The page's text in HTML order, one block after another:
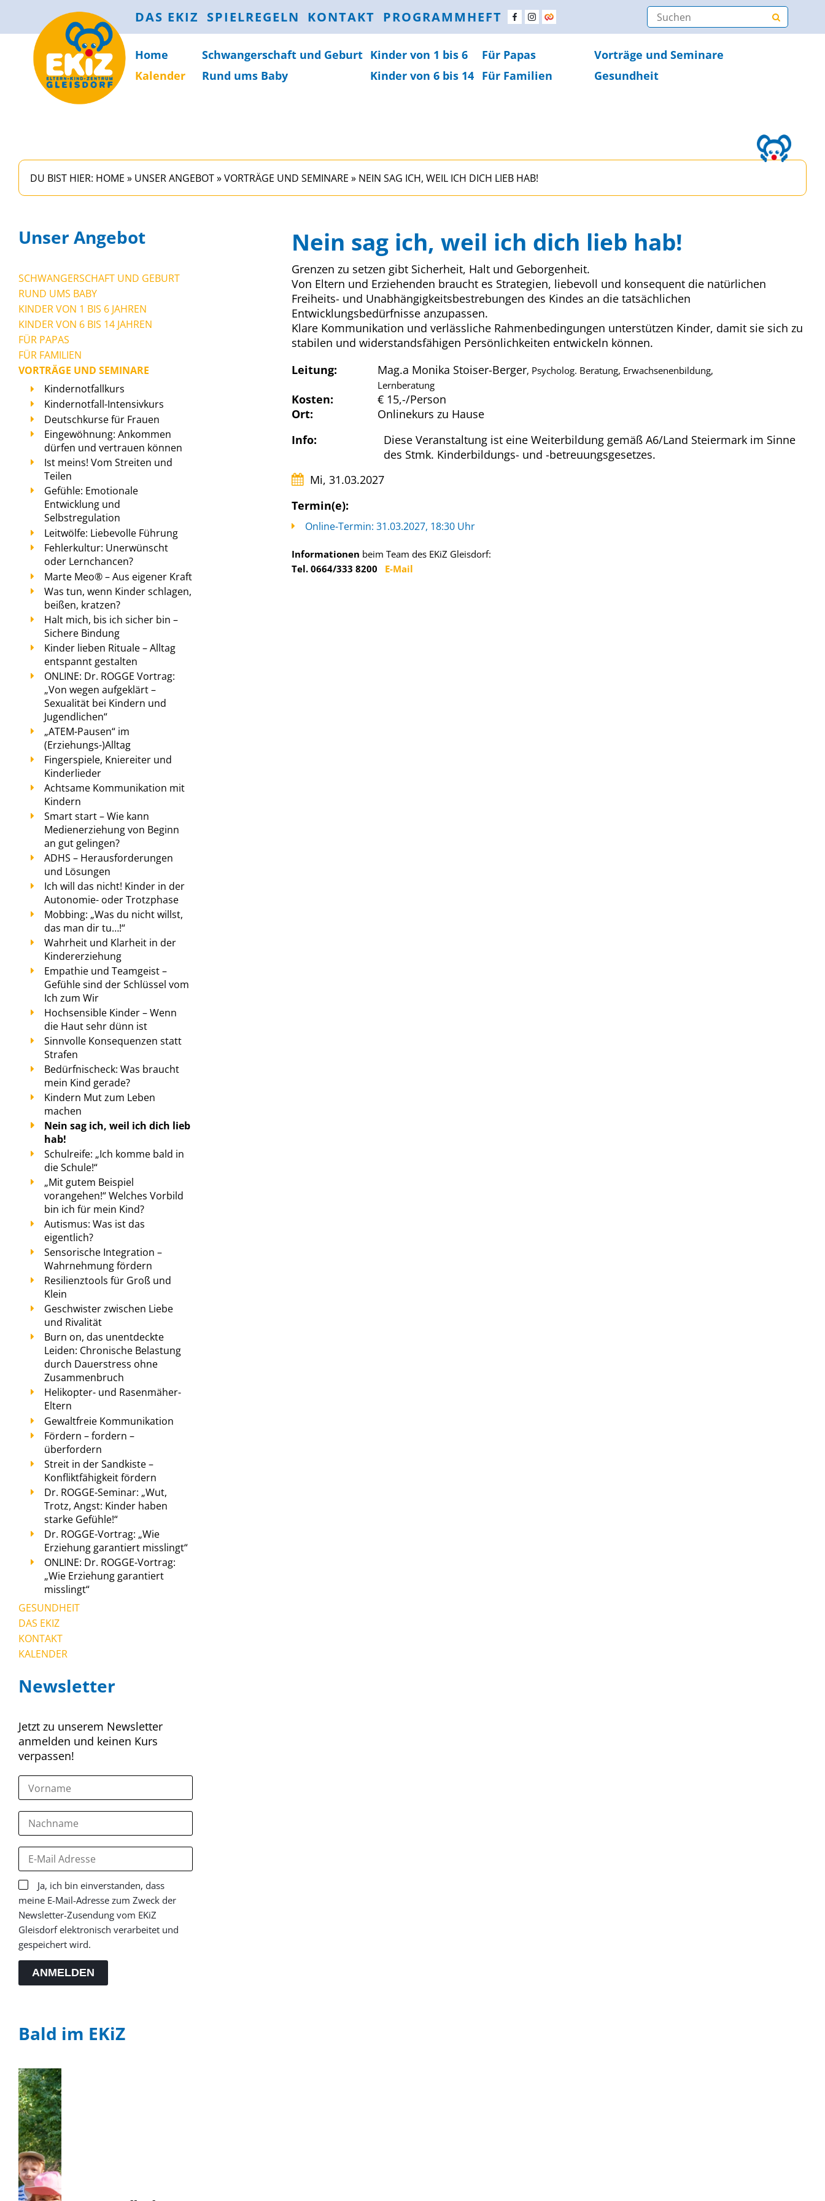
DAS EKIZ SPIELREGELN KONTAKT PROGRAMMHEFT
Home Schwanger­schaft und Geburt Kinder von 1 bis 6 Für Papas
Vorträge und Seminare
Kalender
Rund ums Baby Kinder von 6 bis 14 Für Familien Gesundheit
DU BIST HIER: HOME » UNSER ANGEBOT»VORTRÄGE UND SEMINARE » NEIN SAG ICH, WEIL ICH DICH LIEB HAB!
Unser Angebot
SCHWANGERSCHAFT UND GEBURT
RUND UMS BABY
KINDER VON 1 BIS 6 JAHREN
KINDER VON 6 BIS 14 JAHREN
FÜR PAPAS
FÜR FAMILIEN
VORTRÄGE UND SEMINARE
Kindernotfallkurs
Kindernotfall-Intensivkurs
Deutschkurse für Frauen
Eingewöhnung: Ankommen
dürfen und vertrauen können
Ist meins! Vom Streiten und
Teilen
Gefühle: Emotionale
Entwicklung und
Selbstregulation
Leitwölfe: Liebevolle Führung
Fehlerkultur: Unerwünscht
oder Lernchancen?
Marte Meo® – Aus eigener Kraft
Was tun, wenn Kinder schlagen,
beißen, kratzen?
Halt mich, bis ich sicher bin –
Sichere Bindung
Kinder lieben Rituale – Alltag
entspannt gestalten
ONLINE: Dr. ROGGE Vortrag:
„Von wegen aufgeklärt –
Sexualität bei Kindern und
Jugendlichen“
„ATEM-Pausen“ im
(Erziehungs-)Alltag
Fingerspiele, Kniereiter und
Kinderlieder
Achtsame Kommunikation mit
Kindern
Smart start – Wie kann
Medienerziehung von Beginn
an gut gelingen?
ADHS – Herausforderungen
und Lösungen
Ich will das nicht! Kinder in der
Autonomie- oder Trotzphase
Mobbing: „Was du nicht willst,
das man dir tu…!“
Wahrheit und Klarheit in der
Kindererziehung
Empathie und Teamgeist –
Gefühle sind der Schlüssel vom
Ich zum Wir
Hochsensible Kinder – Wenn
die Haut sehr dünn ist
Sinnvolle Konsequenzen statt
Strafen
Bedürfnischeck: Was braucht
mein Kind gerade?
Kindern Mut zum Leben
machen
Nein sag ich, weil ich dich lieb
hab!
Schulreife: „Ich komme bald in
die Schule!“
„Mit gutem Beispiel
vorangehen!“ Welches Vorbild
bin ich für mein Kind?
Autismus: Was ist das
eigentlich?
Sensorische Integration –
Wahrnehmung fördern
Resilienztools für Groß und
Klein
Geschwister zwischen Liebe
und Rivalität
Burn on, das unentdeckte
Leiden: Chronische Belastung
durch Dauerstress ohne
Zusammenbruch
Helikopter- und Rasenmäher-
Eltern
Gewaltfreie Kommunikation
Fördern – fordern –
überfordern
Streit in der Sandkiste –
Konfliktfähigkeit fördern
Dr. ROGGE-Seminar: „Wut,
Trotz, Angst: Kinder haben
starke Gefühle!“
Dr. ROGGE-Vortrag: „Wie
Erziehung garantiert misslingt“
ONLINE: Dr. ROGGE-Vortrag:
„Wie Erziehung garantiert
misslingt“
GESUNDHEIT
DAS EKIZ
KONTAKT
KALENDER
Newsletter
Jetzt zu unserem Newsletter
anmelden und keinen Kurs
verpassen!
Ja, ich bin einverstanden, dass
meine E-Mail-Adresse zum Zweck der
Newsletter-Zusendung vom EKiZ
Gleisdorf elektronisch verarbeitet und
gespeichert wird.
ANMELDEN
Bald im EKiZ
Nein sag ich, weil ich dich lieb hab!
Grenzen zu setzen gibt Sicherheit, Halt und Geborgenheit.
Von Eltern und Erziehenden braucht es Strategien, liebevoll und konsequent die natürlichen
Freiheits- und Unabhängigkeitsbestrebungen des Kindes an die tatsächlichen
Entwicklungsbedürfnisse anzupassen.
Klare Kommunikation und verlässliche Rahmenbedingungen unterstützen Kinder, damit sie sich zu
stabilen und widerstandsfähigen Persönlichkeiten entwickeln können.
Leitung:
Mag.a Monika Stoiser-Berger, Psycholog. Beratung, Erwachsenenbildung,
Lernberatung
Kosten:
€ 15,-/Person
Ort:
Onlinekurs zu Hause
Info:
Diese Veranstaltung ist eine Weiterbildung gemäß A6/Land Steiermark im Sinne
des Stmk. Kinderbildungs- und -betreuungsgesetzes.
Mi, 31.03.2027
Termin(e):
Online-Termin: 31.03.2027, 18:30 Uhr
Informationen beim Team des EKiZ Gleisdorf:
Tel. 0664/333 8200 E-Mail